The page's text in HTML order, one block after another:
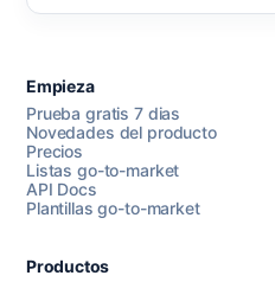
Empieza
Prueba gratis 7 dias
Novedades del producto
Precios
Listas go-to-market
API Docs
Plantillas go-to-market
Productos